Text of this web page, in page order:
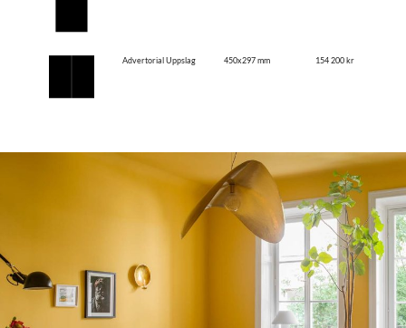
Advertorial Uppslag 450x297 mm 154 200 kr